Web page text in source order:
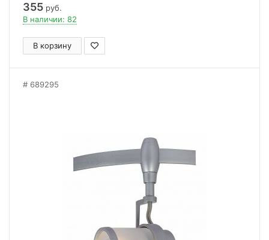
355 руб.
В наличии: 82
В корзину
689295